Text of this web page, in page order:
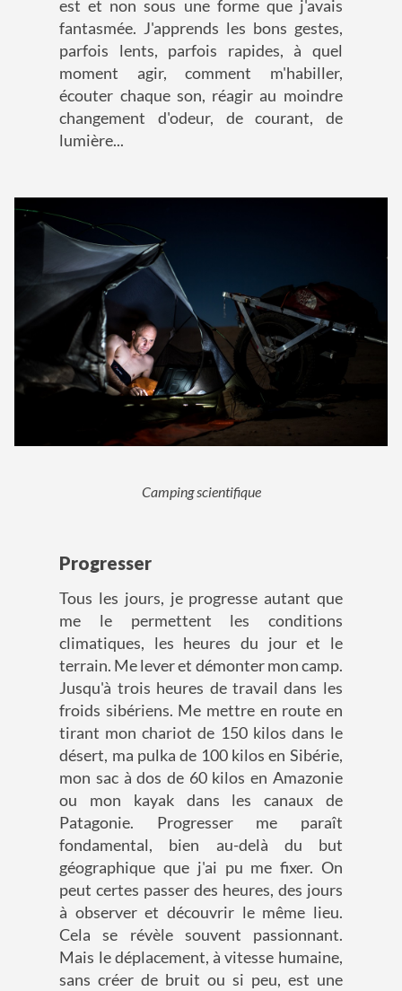
est et non sous une forme que j'avais
fantasmée. J'apprends les bons gestes,
parfois lents, parfois rapides, à quel
moment agir, comment m'habiller,
écouter chaque son, réagir au moindre
changement d'odeur, de courant, de
lumière...
Camping scientifique
Progresser
Tous les jours, je progresse autant que
me le permettent les conditions
climatiques, les heures du jour et le
terrain. Me lever et démonter mon camp.
Jusqu'à trois heures de travail dans les
froids sibériens. Me mettre en route en
tirant mon chariot de 150 kilos dans le
désert, ma pulka de 100 kilos en Sibérie,
mon sac à dos de 60 kilos en Amazonie
ou mon kayak dans les canaux de
Patagonie. Progresser me paraît
fondamental, bien au-delà du but
géographique que j'ai pu me fixer. On
peut certes passer des heures, des jours
à observer et découvrir le même lieu.
Cela se révèle souvent passionnant.
Mais le déplacement, à vitesse humaine,
sans créer de bruit ou si peu, est une